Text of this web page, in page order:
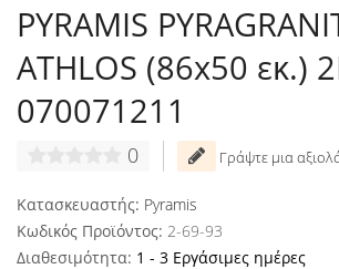
PYRAMIS
ATHLOS (86x50 εκ.)
070071211
0 Γράψτε μια
Κατασκευαστής: Pyramis
Κωδικός Προϊόντος: 2-69-93
Διαθεσιμότητα: 1 - 3 Εργάσιμες ημέρες